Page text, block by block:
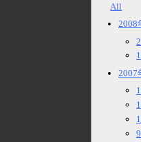
All
2008
2007